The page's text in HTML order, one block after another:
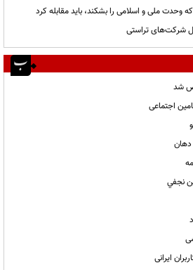
وحدت ملی و اسلامی را بشکند، باید مقابله کرد
شد
اجتماعی
نجفي